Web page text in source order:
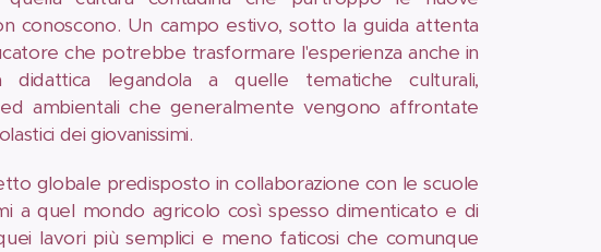
conoscono. Un campo estivo, sotto la guida attenta
che potrebbe trasformare l'esperienza anche in
didattica legandola a quelle tematiche culturali,
ed ambientali che generalmente vengono affrontate
dei giovanissimi.
globale predisposto in collaborazione con le scuole
a quel mondo agricolo così spesso dimenticato e di
lavori più semplici e meno faticosi che comunque